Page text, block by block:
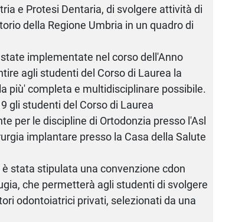
e Protesi Dentaria, di svolgere attività di
della Regione Umbria in un quadro di
implementate nel corso dell'Anno
agli studenti del Corso di Laurea la
più' completa e multidisciplinare possibile.
gli studenti del Corso di Laurea
per le discipline di Ortodonzia presso l'Asl
implantare presso la Casa della Salute
stata stipulata una convenzione cdon
che permetterà agli studenti di svolgere
odontoiatrici privati, selezionati da una